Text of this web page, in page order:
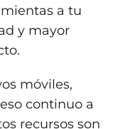
a tu
y mayor
móviles,
continuo a
recursos son